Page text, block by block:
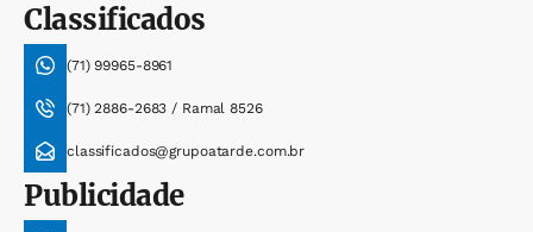
Classificados
(71) 99965-8961
(71) 2886-2683 / Ramal 8526
classificados@grupoatarde.com.br
Publicidade